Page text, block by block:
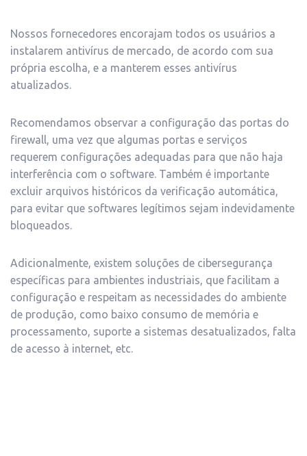
Nossos fornecedores encorajam todos os usuários a
instalarem antivírus de mercado, de acordo com sua
própria escolha, e a manterem esses antivírus
atualizados.
Recomendamos observar a configuração das portas do
firewall, uma vez que algumas portas e serviços
requerem configurações adequadas para que não haja
interferência com o software. Também é importante
excluir arquivos históricos da verificação automática,
para evitar que softwares legítimos sejam indevidamente
bloqueados.
Adicionalmente, existem soluções de cibersegurança
específicas para ambientes industriais, que facilitam a
configuração e respeitam as necessidades do ambiente
de produção, como baixo consumo de memória e
processamento, suporte a sistemas desatualizados, falta
de acesso à internet, etc.